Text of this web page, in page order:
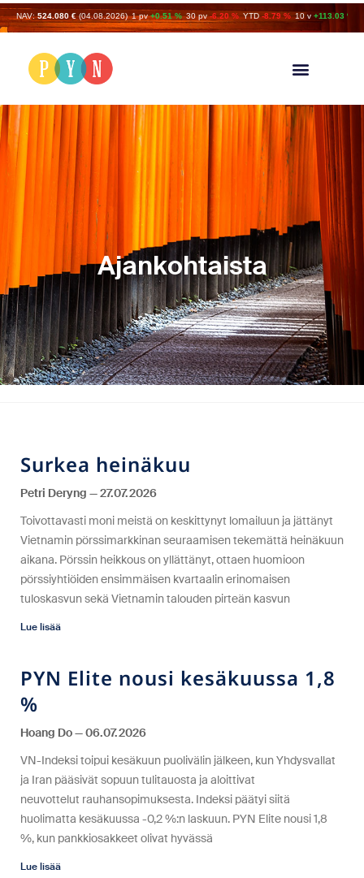
NAV: 524.080 € (04.08.2026) 1 pv +0.51 % 30 pv -6.20 % YTD -8.79 % 10 v +113.03 %
Ajankohtaista
Surkea heinäkuu
Petri Deryng
27.07.2026
Toivottavasti moni meistä on keskittynyt lomailuun ja jättänyt
Vietnamin pörssimarkkinan seuraamisen tekemättä heinäkuun
aikana. Pörssin heikkous on yllättänyt, ottaen huomioon
pörssiyhtiöiden ensimmäisen kvartaalin erinomaisen
tuloskasvun sekä Vietnamin talouden pirteän kasvun
Lue lisää
PYN Elite nousi kesäkuussa 1,8
%
Hoang Do
06.07.2026
VN-Indeksi toipui kesäkuun puolivälin jälkeen, kun Yhdysvallat
ja Iran pääsivät sopuun tulitauosta ja aloittivat
neuvottelut rauhansopimuksesta. Indeksi päätyi siitä
huolimatta kesäkuussa -0,2 %:n laskuun. PYN Elite nousi 1,8
%, kun pankkiosakkeet olivat hyvässä
Lue lisää